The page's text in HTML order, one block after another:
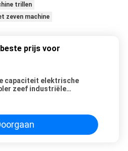
trillen
zeven machine
prijs voor
capaciteit elektrische
zeef industriële